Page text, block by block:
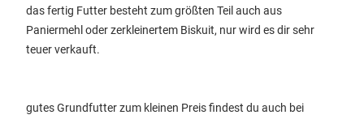
das fertig Futter besteht zum größten Teil auch aus
Paniermehl oder zerkleinertem Biskuit, nur wird es dir sehr
teuer verkauft.
gutes Grundfutter zum kleinen Preis findest du auch bei